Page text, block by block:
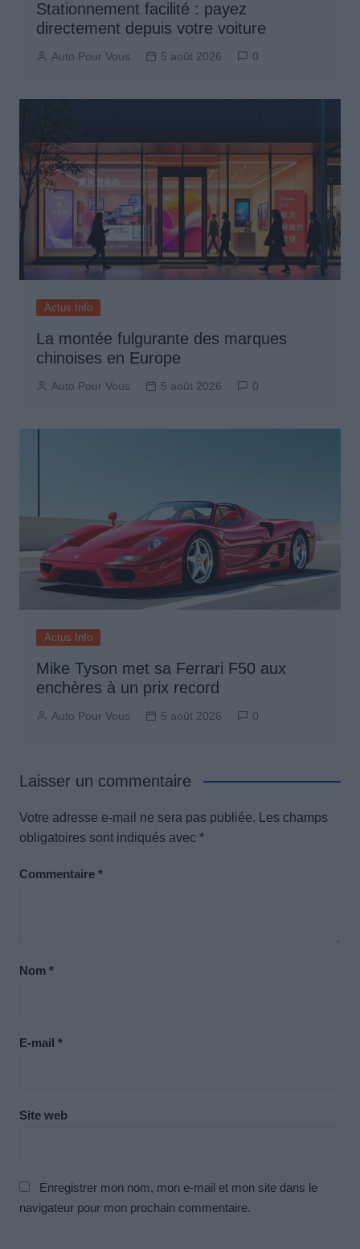
Stationnement facilité : payez
directement depuis votre voiture
Auto Pour Vous 5 août 2026 0
Actus Info
La montée fulgurante des marques
chinoises en Europe
Auto Pour Vous 5 août 2026 0
Actus Info
Mike Tyson met sa Ferrari F50 aux
enchères à un prix record
Auto Pour Vous 5 août 2026 0
Laisser un commentaire
Votre adresse e-mail ne sera pas publiée.
Les champs
obligatoires sont indiqués avec *
Commentaire *
Nom *
E-mail *
Site web
Enregistrer mon nom, mon e-mail et mon site dans le
navigateur pour mon prochain commentaire.